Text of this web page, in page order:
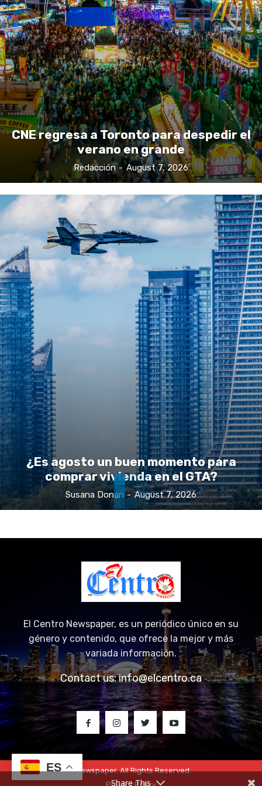
CNE regresa a Toronto para despedir el
verano en grande
Redacción - August 7, 2026
¿Es agosto un buen momento para
comprar vivienda en el GTA?
Susana Donan August 7, 2026
El Centro Newspaper, es un periódico único en su
género y contenido, que ofrece la mejor y más
variada información.
Contact us:info@elcentro.ca
© 2023 El Centro Newspaper. All Rights Reserved.
ES
Share This